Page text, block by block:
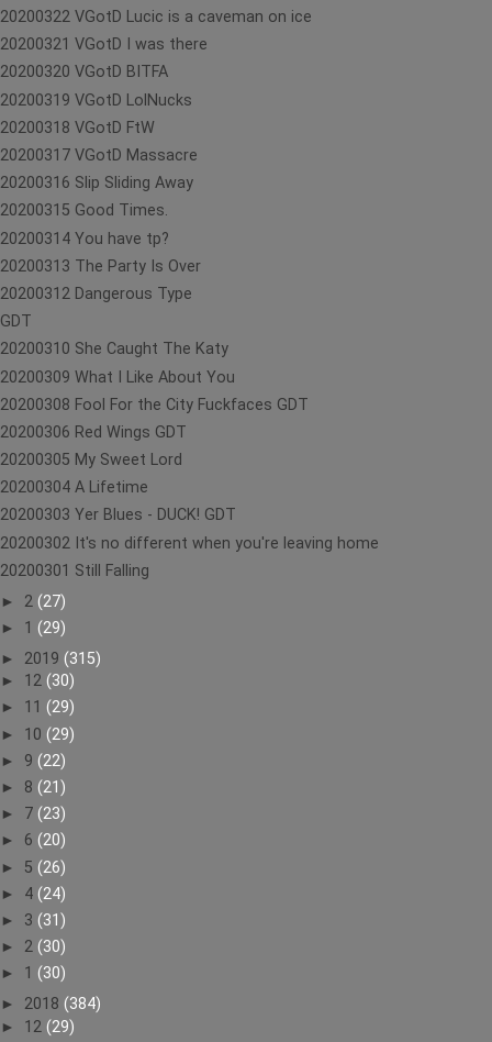
20200322 VGotD Lucic is a caveman on ice
20200321 VGotD I was there
20200320 VGotD BITFA
20200319 VGotD LolNucks
20200318 VGotD FtW
20200317 VGotD Massacre
20200316 Slip Sliding Away
20200315 Good Times.
20200314 You have tp?
20200313 The Party Is Over
20200312 Dangerous Type
GDT
20200310 She Caught The Katy
20200309 What I Like About You
20200308 Fool For the City Fuckfaces GDT
20200306 Red Wings GDT
20200305 My Sweet Lord
20200304 A Lifetime
20200303 Yer Blues - DUCK! GDT
20200302 It's no different when you're leaving home
20200301 Still Falling
► 2 (27)
► 1 (29)
► 2019 (315)
► 12 (30)
► 11 (29)
► 10 (29)
► 9 (22)
► 8 (21)
► 7 (23)
► 6 (20)
► 5 (26)
► 4 (24)
► 3 (31)
► 2 (30)
► 1 (30)
► 2018 (384)
► 12 (29)